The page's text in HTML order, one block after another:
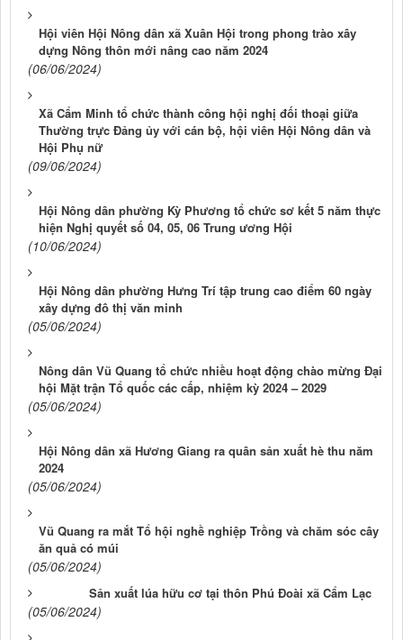
Hội viên Hội Nông dân xã Xuân Hội trong phong trào xây
dựng Nông thôn mới nâng cao năm 2024
(06/06/2024)
Xã Cẩm Minh tổ chức thành công hội nghị đối thoại giữa
Thường trực Đảng ủy với cán bộ, hội viên Hội Nông dân và
Hội Phụ nữ
(09/06/2024)
Hội Nông dân phường Kỳ Phương tổ chức sơ kết 5 năm thực
hiện Nghị quyết số 04, 05, 06 Trung ương Hội
(10/06/2024)
Hội Nông dân phường Hưng Trí tập trung cao điểm 60 ngày
xây dựng đô thị văn minh
(05/06/2024)
Nông dân Vũ Quang tổ chức nhiều hoạt động chào mừng Đại
hội Mặt trận Tổ quốc các cấp, nhiệm kỳ 2024 – 2029
(05/06/2024)
Hội Nông dân xã Hương Giang ra quân sản xuất hè thu năm
2024
(05/06/2024)
Vũ Quang ra mắt Tổ hội nghề nghiệp Trồng và chăm sóc cây
ăn quả có múi
(05/06/2024)
Sản xuất lúa hữu cơ tại thôn Phú Đoài xã Cẩm Lạc
(05/06/2024)